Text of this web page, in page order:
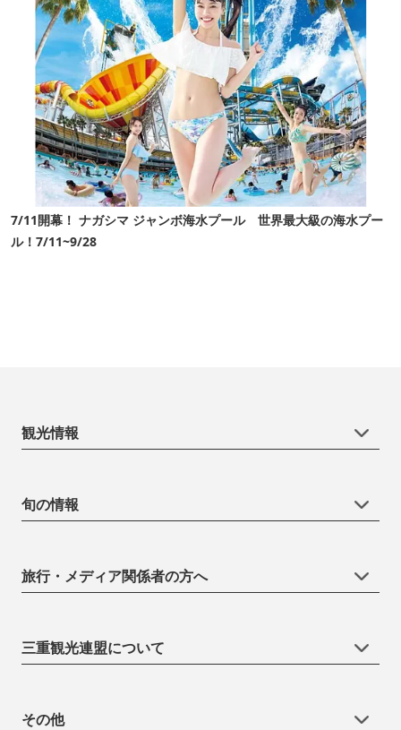
7/11開幕！ ナガシマ ジャンボ海水プール 世界最大級の海水プー
ル！7/11~9/28
観光情報
旬の情報
旅行・メディア関係者の方へ
三重観光連盟について
その他